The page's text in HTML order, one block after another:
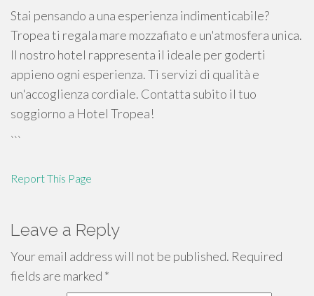
Stai pensando a una esperienza indimenticabile?
Tropea ti regala mare mozzafiato e un'atmosfera unica.
Il nostro hotel rappresenta il ideale per goderti
appieno ogni esperienza. Ti servizi di qualità e
un'accoglienza cordiale. Contatta subito il tuo
soggiorno a Hotel Tropea!
```
Report This Page
Leave a Reply
Your email address will not be published. Required
fields are marked *